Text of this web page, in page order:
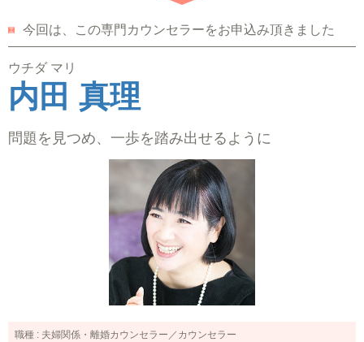
今回は、この専門カウンセラーをお申込み頂きました
ウチダ マリ
内田 真理
問題を見つめ、一歩を踏み出せるように
職種 : 夫婦関係・離婚カウンセラー／カウンセラー